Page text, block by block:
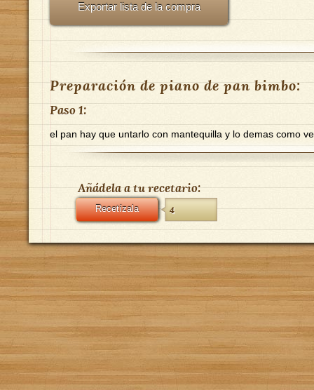
Exportar lista de la compra
Preparación de piano de pan bimbo:
Paso 1:
el pan hay que untarlo con mantequilla y lo demas como
Añádela a tu recetario:
Recetízala 4